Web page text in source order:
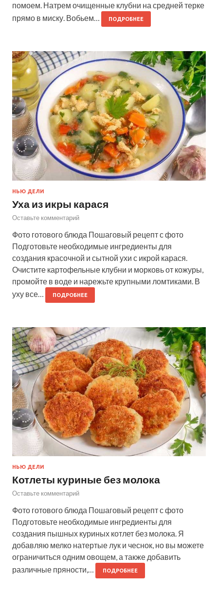
помоем. Натрем очищенные клубни на средней терке
прямо в миску. Вобьем…
ПОДРОБНЕЕ
НЬЮ ДЕЛИ
Уха из икры карася
Оставьте комментарий
Фото готового блюда Пошаговый рецепт с фото
Подготовьте необходимые ингредиенты для
создания красочной и сытной ухи с икрой карася.
Очистите картофельные клубни и морковь от кожуры,
промойте в воде и нарежьте крупными ломтиками. В
уху все…
ПОДРОБНЕЕ
НЬЮ ДЕЛИ
Котлеты куриные без молока
Оставьте комментарий
Фото готового блюда Пошаговый рецепт с фото
Подготовьте необходимые ингредиенты для
создания пышных куриных котлет без молока. Я
добавляю мелко натертые лук и чеснок, но вы можете
ограничиться одним овощем, а также добавить
различные пряности,…
ПОДРОБНЕЕ